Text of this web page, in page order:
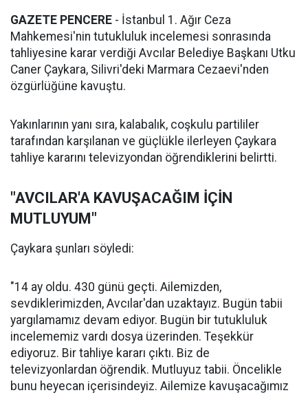
GAZETE PENCERE - İstanbul 1. Ağır Ceza
Mahkemesi'nin tutukluluk incelemesi sonrasında
tahliyesine karar verdiği Avcılar Belediye Başkanı Utku
Caner Çaykara, Silivri'deki Marmara Cezaevi'nden
özgürlüğüne kavuştu.
Yakınlarının yanı sıra, kalabalık, coşkulu partililer
tarafından karşılanan ve güçlükle ilerleyen Çaykara
tahliye kararını televizyondan öğrendiklerini belirtti.
"AVCILAR'A KAVUŞACAĞIM İÇİN
MUTLUYUM"
Çaykara şunları söyledi:
"14 ay oldu. 430 günü geçti. Ailemizden,
sevdiklerimizden, Avcılar'dan uzaktayız. Bugün tabii
yargılamamız devam ediyor. Bugün bir tutukluluk
incelememiz vardı dosya üzerinden. Teşekkür
ediyoruz. Bir tahliye kararı çıktı. Biz de
televizyonlardan öğrendik. Mutluyuz tabii. Öncelikle
bunu heyecan içerisindeyiz. Ailemize kavuşacağımız